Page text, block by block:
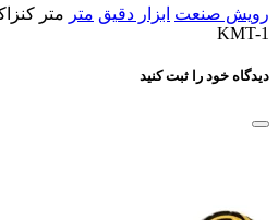
رویش صنعت ابزار دقیق متر متر
KMT-1
دیدگاه خود را ثبت کنید